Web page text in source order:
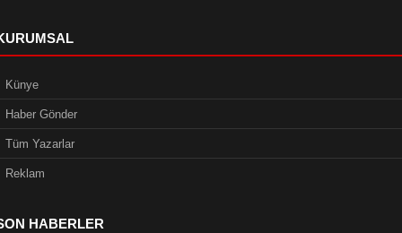
Künye
Haber Gönder
Tüm Yazarlar
Reklam
HABERLER